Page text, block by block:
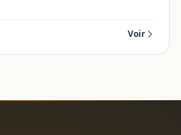
Voir